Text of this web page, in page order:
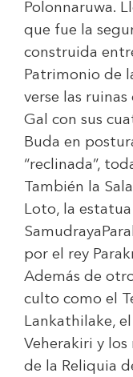
Polonnaruwa.
que fue la
construida
Patrimonio de
verse las ruinas
Gal con sus
Buda en
“reclinada”,
También la
Loto, la
por el rey
Además de
culto como el
Lankathilake,
Veherakiri y
de la Reliquia